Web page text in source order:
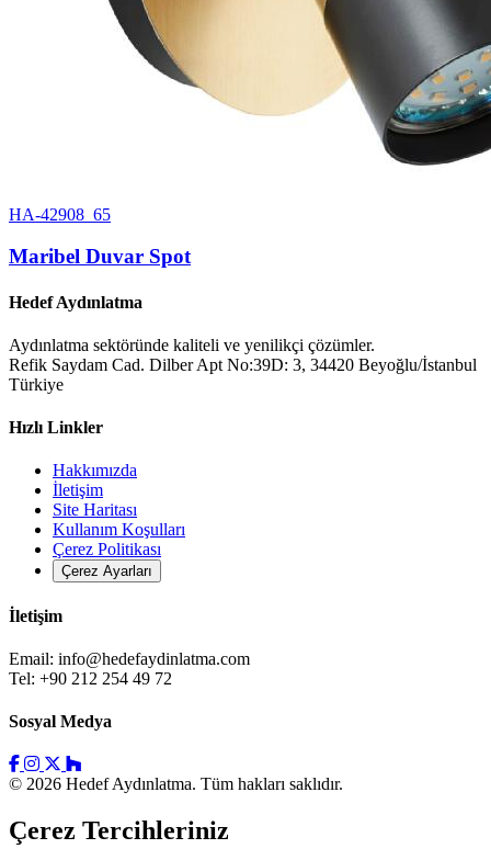
HA-42908_65
Maribel Duvar Spot
Hedef Aydınlatma
Aydınlatma sektöründe kaliteli ve yenilikçi çözümler.
Refik Saydam Cad. Dilber Apt No:39D: 3, 34420 Beyoğlu/İstanbul
Türkiye
Hızlı Linkler
Hakkımızda
İletişim
Site Haritası
Kullanım Koşulları
Çerez Politikası
Çerez Ayarları
İletişim
Email: info@hedefaydinlatma.com
Tel: +90 212 254 49 72
Sosyal Medya
© 2026 Hedef Aydınlatma. Tüm hakları saklıdır.
Çerez Tercihleriniz